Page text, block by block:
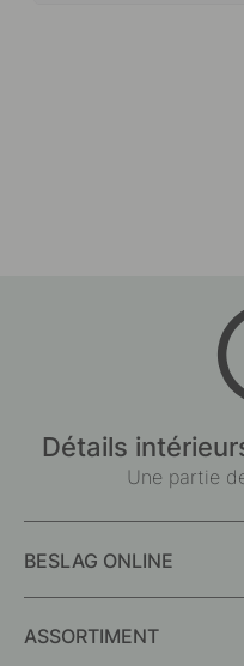
Détails
Une partie
BESLAG ONLINE
ASSORTIMENT